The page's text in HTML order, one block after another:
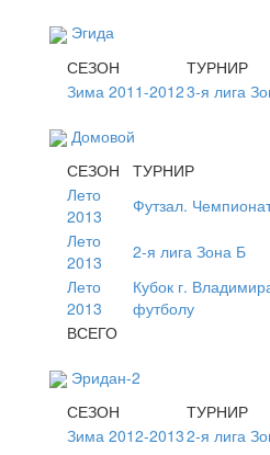
Эгида
СЕЗОН
ТУРНИР
Зима 2011-20123-я лига
Домовой
СЕЗОН
ТУРНИР
Лето
2013
Футзал.
Лето
2013
2-я лига Зона Б
Лето
2013
Кубок г.
футболу
ВСЕГО
Эридан-2
СЕЗОН
ТУРНИР
Зима 2012-20132-я лига